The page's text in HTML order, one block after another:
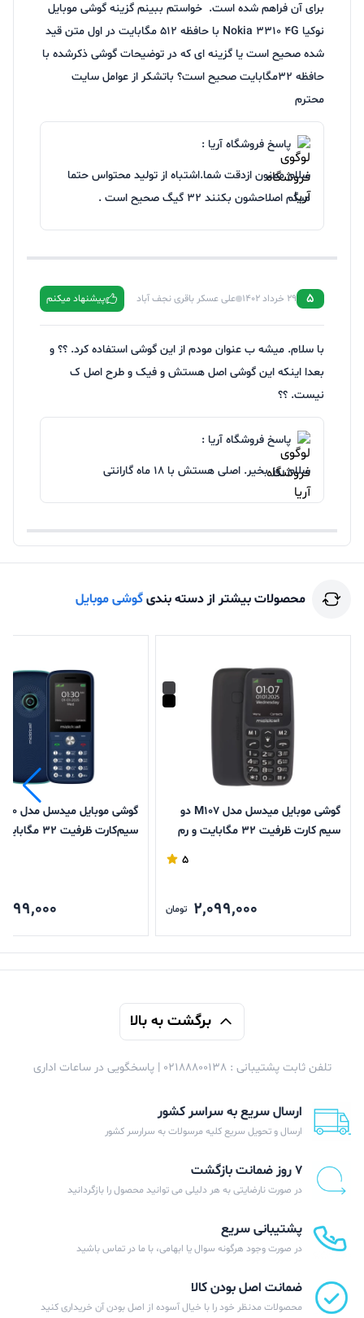
برای آن فراهم شده است. خواستم ببینم گزینه گوشی موبایل
نوکیا Nokia 3310 4G با حافظه 512 مگابایت در اول متن قید
شده صحیح است یا گزینه ای که در توضیحات گوشی ذکرشده با
حافظه ۳۲مگابایت صحیح است؟ باتشکر از عوامل سایت
محترم
پاسخ فروشگاه آریا :
سلام ممنون ازدقت شما.اشتباه از تولید محتواس حتما
میگم اصلاحشون بکنند ۳۲ گیگ صحیح است .
5 29 خرداد 1402 علی عسکر باقری نجف آباد پیشنهاد میکنم
با سلام. میشه ب عنوان مودم از این گوشی استفاده کرد. ؟؟ و
بعدا اینکه این گوشی اصل هستش و فیک و طرح اصل ک
نیست. ؟؟
پاسخ فروشگاه آریا :
سلام روز بخیر. اصلی هستش با 18 ماه گارانتی
محصولات بیشتر از دسته بندیگوشی موبایل
گوشی موبایل میدسل مدل M107 دو
سیم کارت ظرفیت 32 مگابایت و رم
5
2,099,000 تومان
سیم‌کارت ظرفیت 32
برگشت به بالا
تلفن ثابت پشتیبانی : 02188800138 | پاسخگویی در ساعات اداری
ارسال سریع به سراسر کشور
ارسال و تحویل سریع کلیه مرسولات به سرارسر کشور
۷ روز ضمانت بازگشت
در صورت نارضایتی به هر دلیلی می توانید محصول را بازگردانید
پشتیبانی سریع
در صورت وجود هرگونه سوال یا ابهامی، با ما در تماس باشید
ضمانت اصل بودن کالا
محصولات مدنظر خود را با خیال آسوده از اصل بودن آن خریداری کنید